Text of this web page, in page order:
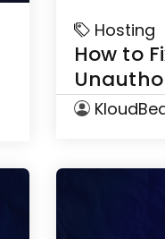
Hosting
How to